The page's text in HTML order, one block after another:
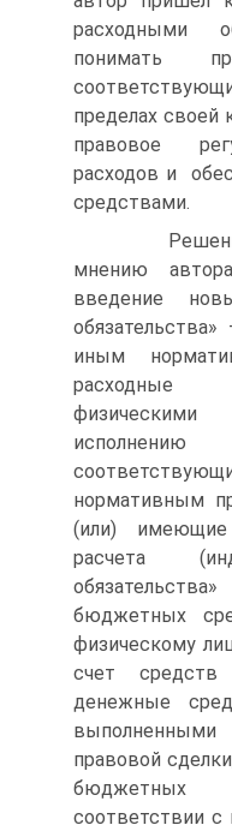
расходными
понимать
пределах своей
правовое
расходов и
средствами.
Решению
мнению
введение
иным
расходные
нормативным
(или) имеющие
расчета
бюджетных
физическому
счет средств
денежные
правовой
бюджетных
соответствии с